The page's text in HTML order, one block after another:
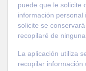
puede que le solicite
información personal
solicite se
recopilaré de ninguna
La aplicación utiliza
recopilar información